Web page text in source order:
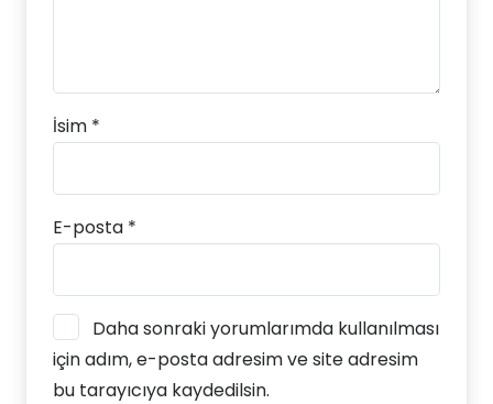
İsim *
E-posta *
Daha sonraki yorumlarımda kullanılması
için adım, e-posta adresim ve site adresim
bu tarayıcıya kaydedilsin.